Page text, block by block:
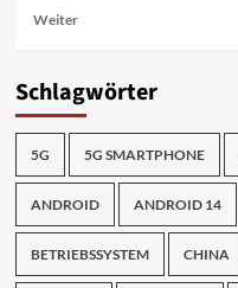
WeiterMehr
HyperOS
Game
Turbo
5:
September
2024
Schlagwörter
5G 5G SMARTPHONE
ANDROID ANDROID 14
BETRIEBSSYSTEM CHINA